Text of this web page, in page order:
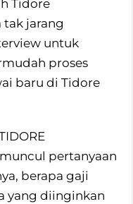
Tidore
tak jarang
untuk
proses
baru di Tidore
muncul pertanyaan
berapa gaji
yang diinginkan